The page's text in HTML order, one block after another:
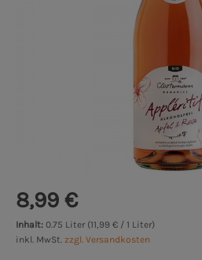
8,99 €
Inhalt: 0.75 Liter (11,99 € / 1 Liter)
inkl. MwSt. zzgl. Versandkosten